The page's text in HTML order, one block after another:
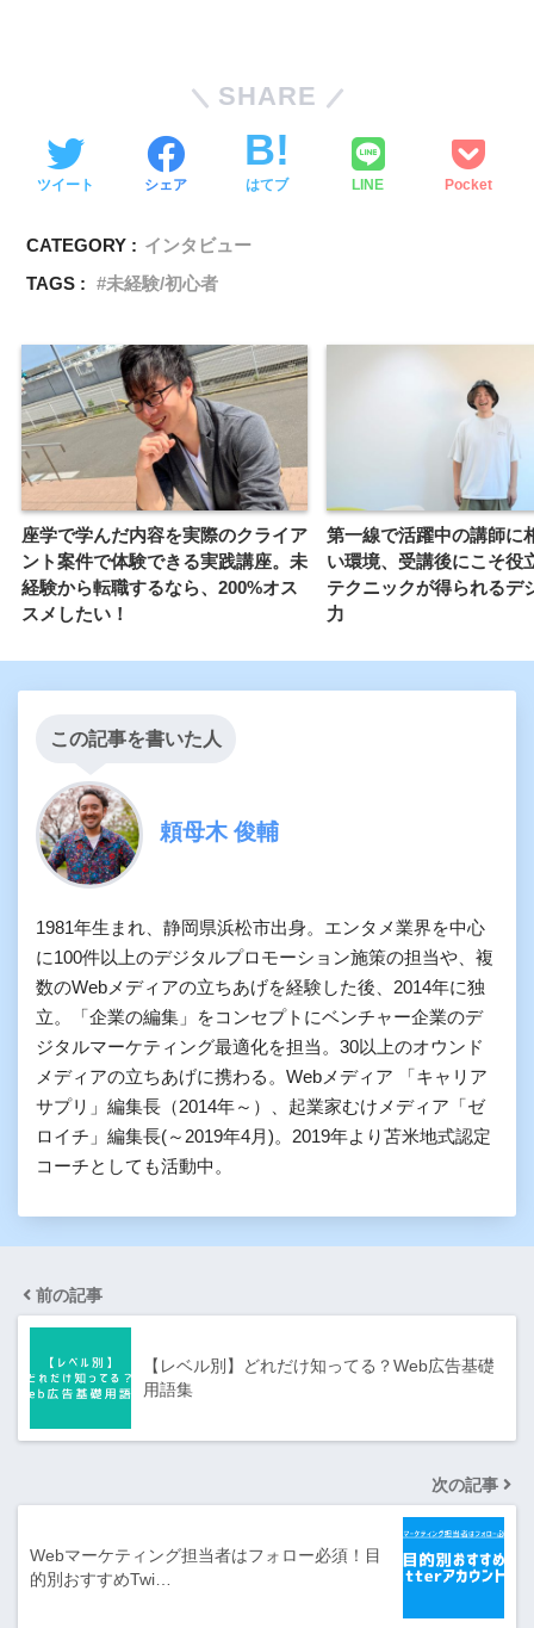
SHARE
ツイート シェア はてブ LINE Pocket
CATEGORY : インタビュー
TAGS :
未経験/初心者
座学で学んだ内容を実際のクライア
ント案件で体験できる実践講座。未
経験から転職するなら、200%オス
スメしたい！
第一線で活躍中の講師に
い環境、受講後にこそ役
テクニックが得られるデ
力
この記事を書いた人
頼母木 俊輔
1981年生まれ、静岡県浜松市出身。エンタメ業界を中心
に100件以上のデジタルプロモーション施策の担当や、複
数のWebメディアの立ちあげを経験した後、2014年に独
立。「企業の編集」をコンセプトにベンチャー企業のデ
ジタルマーケティング最適化を担当。30以上のオウンド
メディアの立ちあげに携わる。Webメディア 「キャリア
サプリ」編集長（2014年～）、起業家むけメディア「ゼ
ロイチ」編集長(～2019年4月)。2019年より苫米地式認定
コーチとしても活動中。
前の記事
【レベル別】どれだけ知ってる？Web広告基礎
用語集
次の記事
Webマーケティング担当者はフォロー必須！目
的別おすすめTwi…